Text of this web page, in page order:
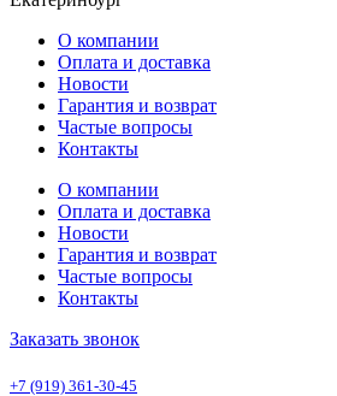
О компании
Оплата и доставка
Новости
Гарантия и возврат
Частые вопросы
Контакты
О компании
Оплата и доставка
Новости
Гарантия и возврат
Частые вопросы
Контакты
Заказать звонок
+7 (919) 361-30-45